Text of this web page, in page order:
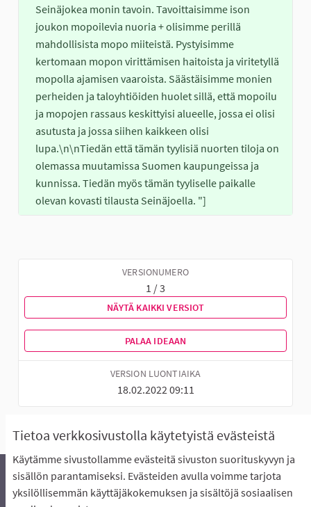
Tietoa verkkosivustolla käytetyistä evästeistä
Käytämme sivustollamme evästeitä sivuston suorituskyvyn ja
sisällön parantamiseksi. Evästeiden avulla voimme tarjota
yksilöllisemmän käyttäjäkokemuksen ja sisältöjä sosiaalisen
Seinäjokea monin tavoin. Tavoittaisimme ison
joukon mopoilevia nuoria + olisimme perillä
mahdollisista mopo miiteistä. Pystyisimme
kertomaan mopon virittämisen haitoista ja viritetyllä
mopolla ajamisen vaaroista. Säästäisimme monien
perheiden ja taloyhtiöiden huolet sillä, että mopoilu
ja mopojen rassaus keskittyisi alueelle, jossa ei olisi
asutusta ja jossa siihen kaikkeen olisi
lupa.\n\nTiedän että tämän tyylisiä nuorten tiloja on
olemassa muutamissa Suomen kaupungeissa ja
kunnissa. Tiedän myös tämän tyyliselle paikalle
olevan kovasti tilausta Seinäjoella. "]
VERSIONUMERO
1 / 3
NÄYTÄ KAIKKI VERSIOT
PALAA IDEAAN
VERSION LUONTIAIKA
18.02.2022 09:11
Äänestyksen pikaohjeet
Usein kysytyt kysymykset